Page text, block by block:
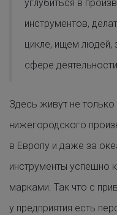
углубиться в
инструментов,
цикле, ищем людей,
сфере
Здесь живут не
нижегородского
в Европу и даже за
инструменты успешно
марками. Так что с
у предприятия есть